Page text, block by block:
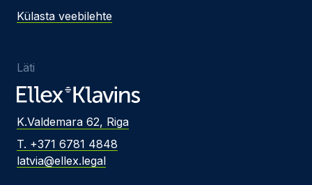
Külasta veebilehte
Läti
K.Valdemara 62, Riga
T. +371 6781 4848
latvia@ellex.legal